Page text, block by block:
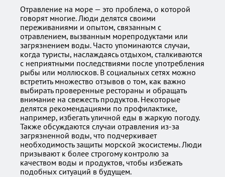
Отравление на море — это проблема, о которой
говорят многие. Люди делятся своими
переживаниями и опытом, связанным с
отравлением, вызванным морепродуктами или
загрязнением воды. Часто упоминаются случаи,
когда туристы, наслаждаясь отдыхом, сталкиваются
с неприятными последствиями после употребления
рыбы или моллюсков. В социальных сетях можно
встретить множество отзывов о том, как важно
выбирать проверенные рестораны и обращать
внимание на свежесть продуктов. Некоторые
делятся рекомендациями по профилактике,
например, избегать уличной еды в жаркую погоду.
Также обсуждаются случаи отравления из-за
загрязненной воды, что подчеркивает
необходимость защиты морской экосистемы. Люди
призывают к более строгому контролю за
качеством воды и продуктов, чтобы избежать
подобных ситуаций в будущем.